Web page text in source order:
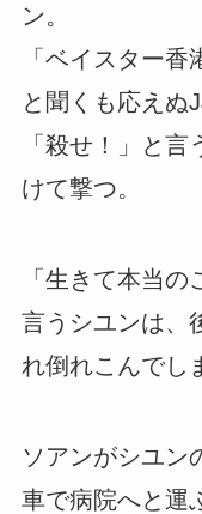
ン。
「ベイスター香
と聞くも応えぬ
「殺せ！」と
けて撃つ。
「生きて本当
言うシユンは、
れ倒れこんでし
ソアンがシユン
車で病院へと運